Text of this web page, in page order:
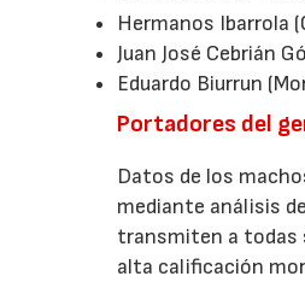
Hermanos Ibarrola
Juan José Cebrián
Eduardo Biurrun
Portadores del
Datos de los
mediante análisis
transmiten a todas
alta calificación